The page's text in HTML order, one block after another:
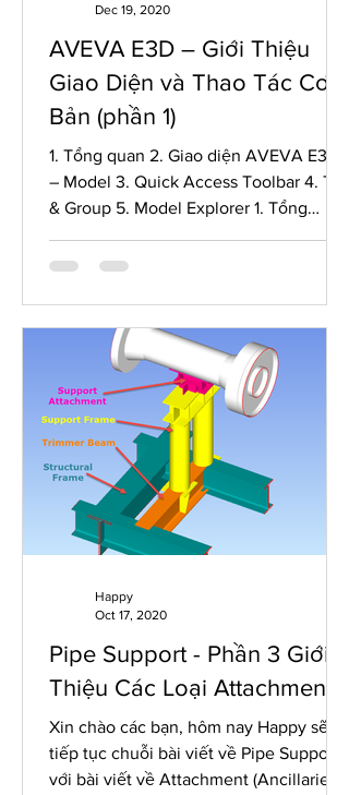
AVEVA E3D – Giới Thiệu
Giao Diện và Thao Tác Cơ
Bản (phần 1)
1. Tổng quan 2. Giao diện AVEVA E3D
– Model 3. Quick Access Toolbar 4. Tab
& Group 5. Model Explorer 1. Tổng
Dec 19, 2020
Pipe Support - Phần 3 Giới
Thiệu Các Loại Attachments
Xin chào các bạn, hôm nay Happy sẽ
tiếp tục chuỗi bài viết về Pipe Support
với bài viết về Attachment (Ancillaries)
Happy
Oct 17, 2020